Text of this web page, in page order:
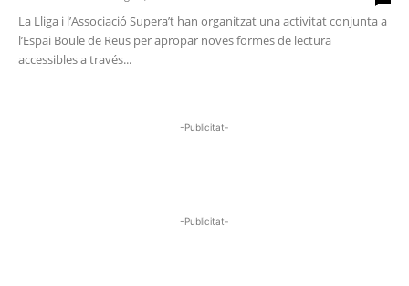
La Lliga i l’Associació Supera’t han organitzat una activitat conjunta a
l’Espai Boule de Reus per apropar noves formes de lectura
accessibles a través...
-Publicitat-
-Publicitat-